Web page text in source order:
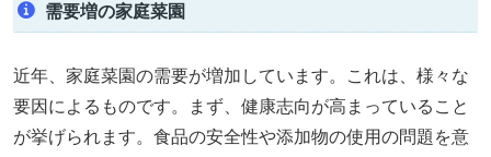
需要増の家庭菜園
近年、家庭菜園の需要が増加しています。これは、様々な
要因によるものです。まず、健康志向が高まっていること
が挙げられます。食品の安全性や添加物の使用の問題を意